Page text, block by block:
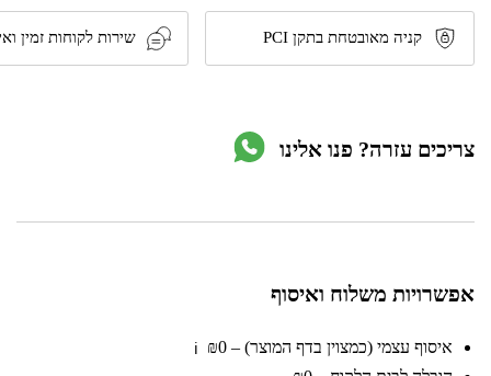
350
מ"מ
דגם
275115
קניה מאובטחת בתקן PCI שירות לקוחות זמין
צריכים עזרה? פנו אלינו
אפשרויות משלוח ואיסוף
איסוף עצמי (כמצוין בדף המוצר) – ₪0 ℹ️